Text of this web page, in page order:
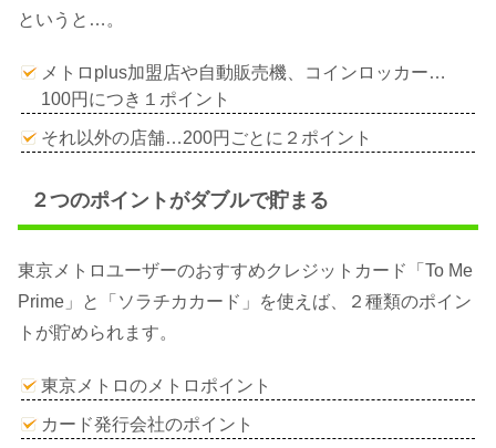
というと…。
メトロplus加盟店や自動販売機、コインロッカー…
100円につき１ポイント
それ以外の店舗…200円ごとに２ポイント
２つのポイントがダブルで貯まる
東京メトロユーザーのおすすめクレジットカード「To Me
Prime」と「ソラチカカード」を使えば、２種類のポイン
トが貯められます。
東京メトロのメトロポイント
カード発行会社のポイント